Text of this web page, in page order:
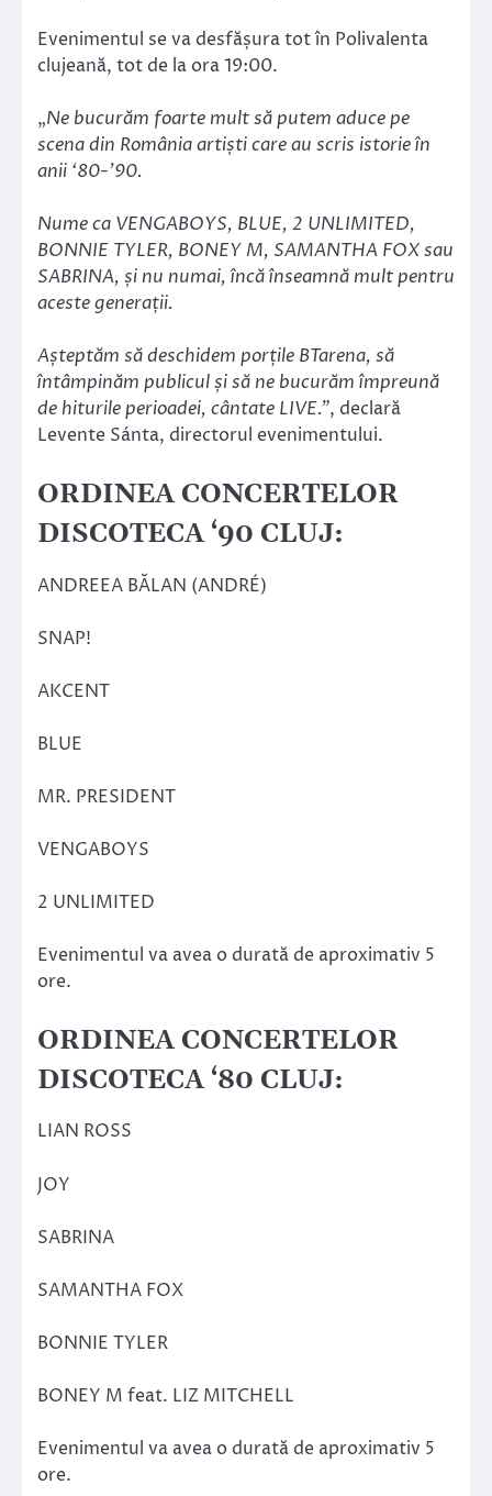
Evenimentul se va desfășura tot în Polivalenta
clujeană, tot de la ora 19:00.
„Ne bucurăm foarte mult să putem aduce pe
scena din România artiști care au scris istorie în
anii ‘80-’90.
Nume ca VENGABOYS, BLUE, 2 UNLIMITED,
BONNIE TYLER, BONEY M, SAMANTHA FOX sau
SABRINA, și nu numai, încă înseamnă mult pentru
aceste generații.
Așteptăm să deschidem porțile BTarena, să
întâmpinăm publicul și să ne bucurăm împreună
de hiturile perioadei, cântate LIVE.”, declară
Levente Sánta, directorul evenimentului.
ORDINEA CONCERTELOR
DISCOTECA ‘90 CLUJ:
ANDREEA BĂLAN (ANDRÉ)
SNAP!
AKCENT
BLUE
MR. PRESIDENT
VENGABOYS
2 UNLIMITED
Evenimentul va avea o durată de aproximativ 5
ore.
ORDINEA CONCERTELOR
DISCOTECA ‘80 CLUJ:
LIAN ROSS
JOY
SABRINA
SAMANTHA FOX
BONNIE TYLER
BONEY M feat. LIZ MITCHELL
Evenimentul va avea o durată de aproximativ 5
ore.